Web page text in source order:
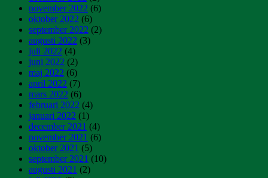
november 2022 (6)
oktober 2022 (6)
september 2022 (2)
augusti 2022 (3)
juli 2022 (4)
juni 2022 (2)
maj 2022 (6)
april 2022 (7)
mars 2022 (6)
februari 2022 (4)
januari 2022 (1)
december 2021 (4)
november 2021 (6)
oktober 2021 (5)
september 2021 (10)
augusti 2021 (2)